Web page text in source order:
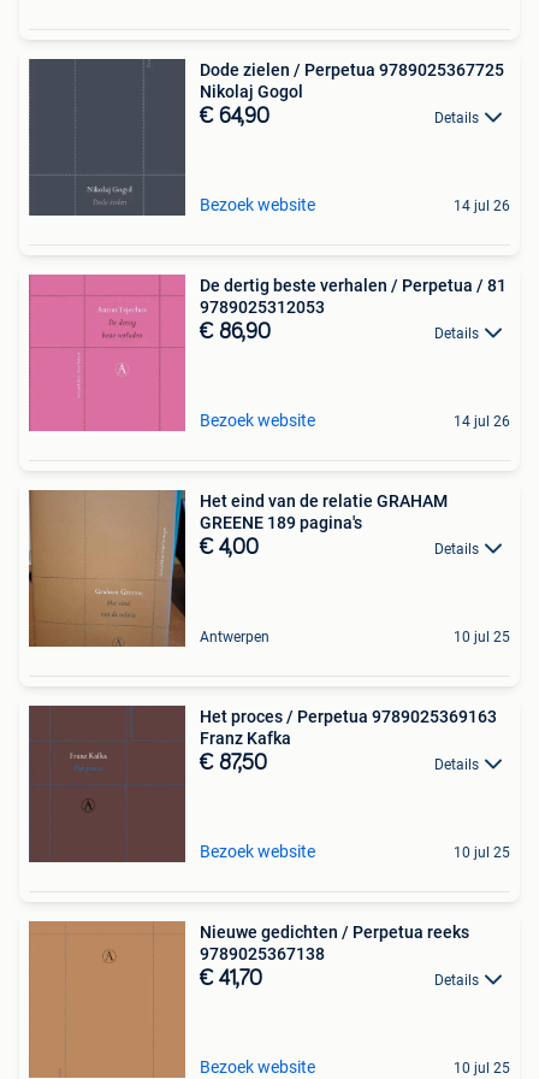
Dode zielen / Perpetua 9789025367725
Nikolaj Gogol
€ 64,90 Details
Bezoek website 14 jul 26
De dertig beste verhalen / Perpetua / 81
9789025312053
€ 86,90 Details
Bezoek website 14 jul 26
Het eind van de relatie GRAHAM
GREENE 189 pagina's
€ 4,00 Details
Antwerpen 10 jul 25
Het proces / Perpetua 9789025369163
Franz Kafka
€ 87,50 Details
Bezoek website 10 jul 25
Nieuwe gedichten / Perpetua reeks
9789025367138
€ 41,70 Details
Bezoek website 10 jul 25